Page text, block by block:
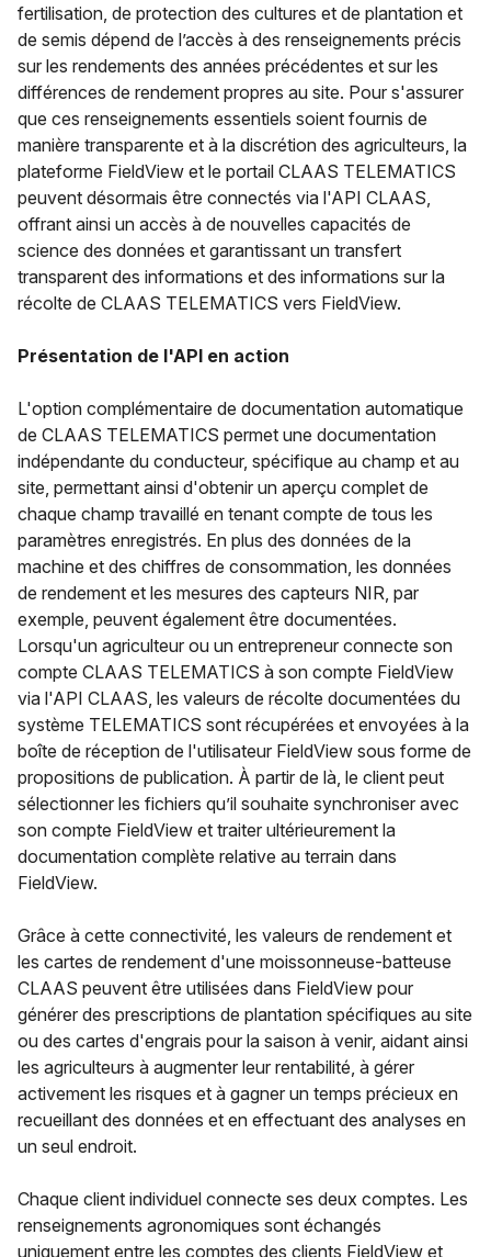
fertilisation, de protection des cultures et de plantation et
de semis dépend de l’accès à des renseignements précis
sur les rendements des années précédentes et sur les
différences de rendement propres au site. Pour s'assurer
que ces renseignements essentiels soient fournis de
manière transparente et à la discrétion des agriculteurs, la
plateforme FieldView et le portail CLAAS TELEMATICS
peuvent désormais être connectés via l'API CLAAS,
offrant ainsi un accès à de nouvelles capacités de
science des données et garantissant un transfert
transparent des informations et des informations sur la
récolte de CLAAS TELEMATICS vers FieldView.
Présentation de l'API en action
L'option complémentaire de documentation automatique
de CLAAS TELEMATICS permet une documentation
indépendante du conducteur, spécifique au champ et au
site, permettant ainsi d'obtenir un aperçu complet de
chaque champ travaillé en tenant compte de tous les
paramètres enregistrés. En plus des données de la
machine et des chiffres de consommation, les données
de rendement et les mesures des capteurs NIR, par
exemple, peuvent également être documentées.
Lorsqu'un agriculteur ou un entrepreneur connecte son
compte CLAAS TELEMATICS à son compte FieldView
via l'API CLAAS, les valeurs de récolte documentées du
système TELEMATICS sont récupérées et envoyées à la
boîte de réception de l'utilisateur FieldView sous forme de
propositions de publication. À partir de là, le client peut
sélectionner les fichiers qu’il souhaite synchroniser avec
son compte FieldView et traiter ultérieurement la
documentation complète relative au terrain dans
FieldView.
Grâce à cette connectivité, les valeurs de rendement et
les cartes de rendement d'une moissonneuse-batteuse
CLAAS peuvent être utilisées dans FieldView pour
générer des prescriptions de plantation spécifiques au site
ou des cartes d'engrais pour la saison à venir, aidant ainsi
les agriculteurs à augmenter leur rentabilité, à gérer
activement les risques et à gagner un temps précieux en
recueillant des données et en effectuant des analyses en
un seul endroit.
Chaque client individuel connecte ses deux comptes. Les
renseignements agronomiques sont échangés
uniquement entre les comptes des clients FieldView et